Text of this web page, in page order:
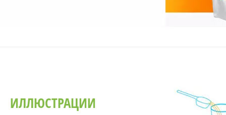
ИЛЛЮСТРАЦИИ